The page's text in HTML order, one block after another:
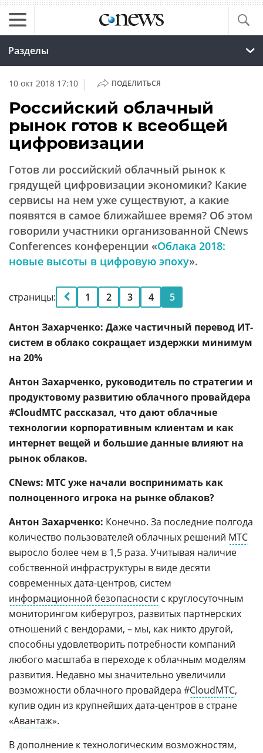
Разделы
10 окт 2018 17:10 | ПОДЕЛИТЬСЯ
Российский облачный
рынок готов к всеобщей
цифровизации
Готов ли российский облачный рынок к
грядущей цифровизации экономики? Какие
сервисы на нем уже существуют, а какие
появятся в самое ближайшее время? Об этом
говорили участники организованной CNews
Conferences конференции «Облака 2018:
новые высоты в цифровую эпоху».
страницы: 1 2 3 4 5
Антон Захарченко: Даже частичный перевод ИТ-
систем в облако сокращает издержки минимум
на 20%
Антон Захарченко, руководитель по стратегии и
продуктовому развитию облачного провайдера
#CloudМТС рассказал, что дают облачные
технологии корпоративным клиентам и как
интернет вещей и большие данные влияют на
рынок облаков.
CNews: МТС уже начали воспринимать как
полноценного игрока на рынке облаков?
Антон Захарченко: Конечно. За последние полгода
количество пользователей облачных решений МТС
выросло более чем в 1,5 раза. Учитывая наличие
собственной инфраструктуры в виде десяти
современных дата-центров, систем
информационной безопасности с круглосуточным
мониторингом киберугроз, развитых партнерских
отношений с вендорами, – мы, как никто другой,
способны удовлетворить потребности компаний
любого масштаба в переходе к облачным моделям
развития. Недавно мы значительно увеличили
возможности облачного провайдера #CloudМТС,
купив один из крупнейших дата-центров в стране
«Авантаж».
В дополнение к технологическим возможностям,